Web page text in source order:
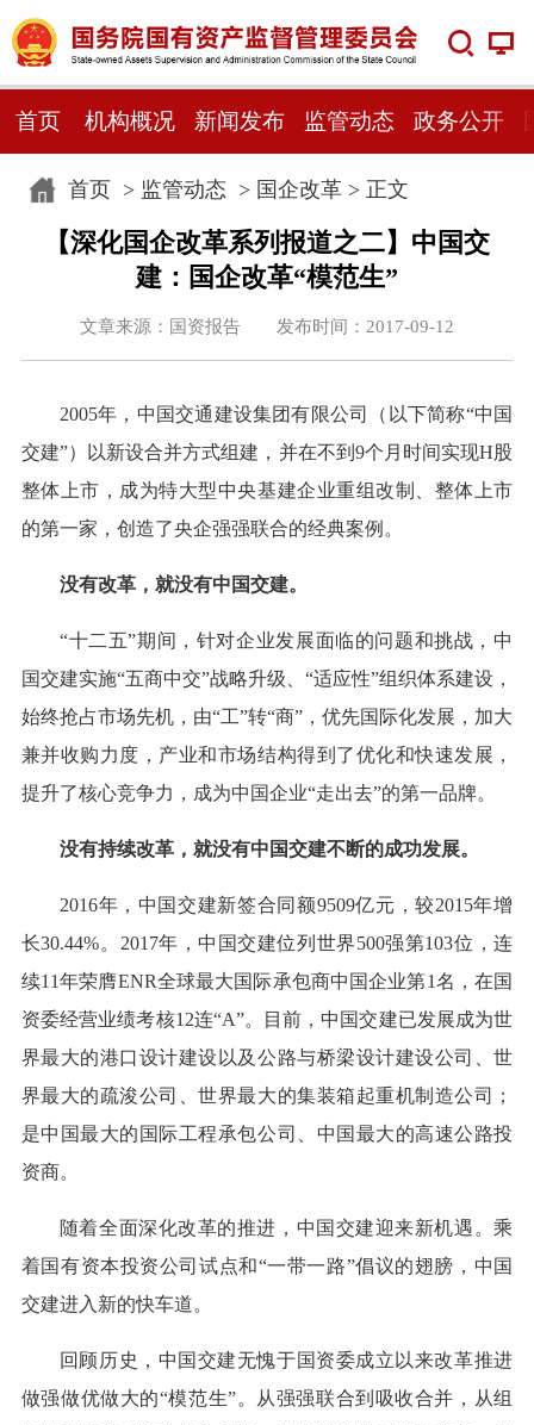
首页 机构概况 新闻发布 监管动态 政务公开
首页> 监管动态 > 国企改革> 正文
【深化国企改革系列报道之二】中国交
建：国企改革“模范生”
文章来源：国资报告 发布时间：2017-09-12
2005年，中国交通建设集团有限公司（以下简称“中国
交建”）以新设合并方式组建，并在不到9个月时间实现H股
整体上市，成为特大型中央基建企业重组改制、整体上市
的第一家，创造了央企强强联合的经典案例。
没有改革，就没有中国交建。
“十二五”期间，针对企业发展面临的问题和挑战，中
国交建实施“五商中交”战略升级、“适应性”组织体系建设，
始终抢占市场先机，由“工”转“商”，优先国际化发展，加大
兼并收购力度，产业和市场结构得到了优化和快速发展，
提升了核心竞争力，成为中国企业“走出去”的第一品牌。
没有持续改革，就没有中国交建不断的成功发展。
2016年，中国交建新签合同额9509亿元，较2015年增
长30.44%。2017年，中国交建位列世界500强第103位，连
续11年荣膺ENR全球最大国际承包商中国企业第1名，在国
资委经营业绩考核12连“A”。目前，中国交建已发展成为世
界最大的港口设计建设以及公路与桥梁设计建设公司、世
界最大的疏浚公司、世界最大的集装箱起重机制造公司；
是中国最大的国际工程承包公司、中国最大的高速公路投
资商。
随着全面深化改革的推进，中国交建迎来新机遇。乘
着国有资本投资公司试点和“一带一路”倡议的翅膀，中国
交建进入新的快车道。
回顾历史，中国交建无愧于国资委成立以来改革推进
做强做优做大的“模范生”。从强强联合到吸收合并，从组